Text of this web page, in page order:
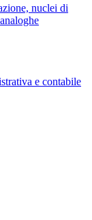
nuclei di
e contabile